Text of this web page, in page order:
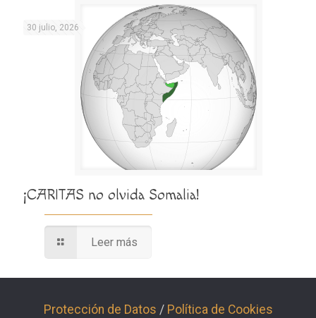
30 julio, 2026
¡CARITAS no olvida Somalia!
Leer más
Protección de Datos / Política de Cookies